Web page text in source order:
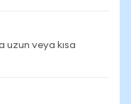
uzun veya kısa